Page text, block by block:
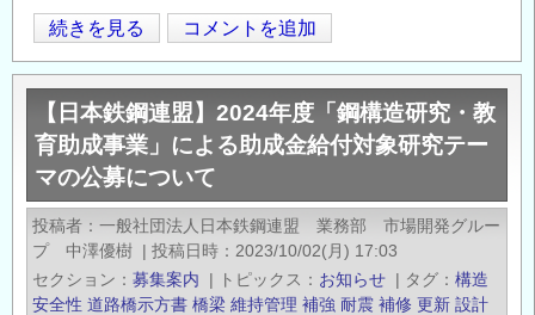
合
成
桁、
非
合
成
桁
で
許
続きを見る コメントを追加
【日本鉄鋼連盟】2024年度「鋼構造研究・教
育助成事業」による助成金給付対象研究テー
マの公募について
投稿者
一般社団法人日本鉄鋼連盟 業務部 市場開発グルー
プ 中澤優樹 | 投稿日時
2023/10/02(月) 17:03
セクション
募集案内 | トピックス お知らせ | タグ
構造
安全性 道路橋示方書 橋梁 維持管理 補強 耐震 補修 更新 設計